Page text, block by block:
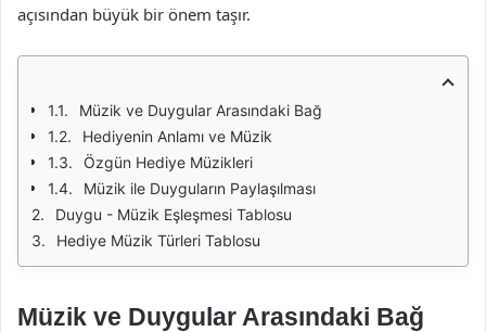
açısından büyük bir önem taşır.
Müzik ve Duygular Arasındaki Bağ
Hediyenin Anlamı ve Müzik
Özgün Hediye Müzikleri
Müzik ile Duyguların Paylaşılması
Duygu - Müzik Eşleşmesi Tablosu
Hediye Müzik Türleri Tablosu
Müzik ve Duygular Arasındaki Bağ